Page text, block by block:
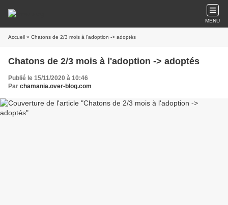
MENU
Accueil » Chatons de 2/3 mois à l'adoption -> adoptés
Chatons de 2/3 mois à l'adoption -> adoptés
Publié le 15/11/2020 à 10:46
Par chamania.over-blog.com